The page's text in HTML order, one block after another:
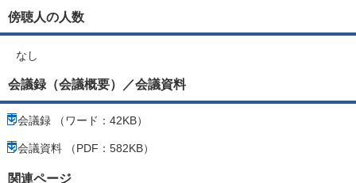
傍聴人の人数
なし
会議録（会議概要）／会議資料
会議録 （ワード：42KB）
会議資料 （PDF：582KB）
関連ページ